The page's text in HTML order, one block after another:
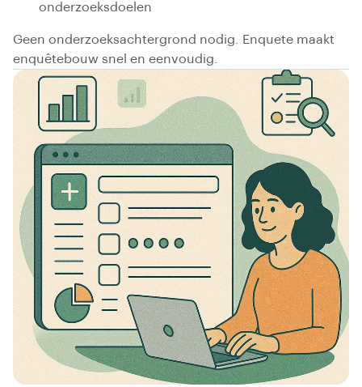
onderzoeksdoelen
Geen onderzoeksachtergrond nodig. Enquete maakt
enquêtebouw snel en eenvoudig.